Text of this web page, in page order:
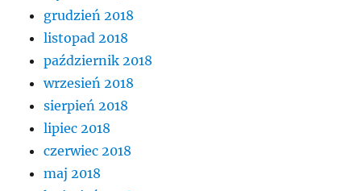
grudzień 2018
listopad 2018
październik 2018
wrzesień 2018
sierpień 2018
lipiec 2018
czerwiec 2018
maj 2018